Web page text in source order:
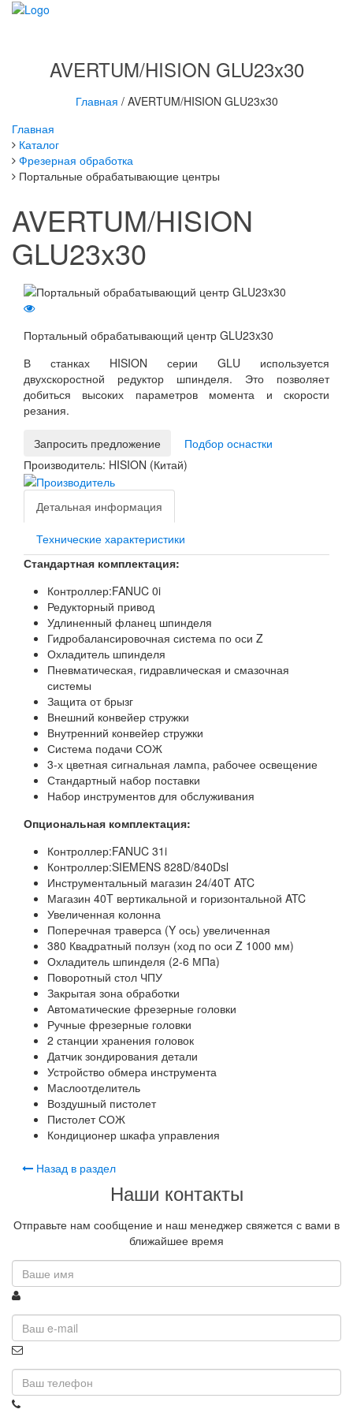
AVERTUM/HISION GLU23x30
Главная / AVERTUM/HISION GLU23x30
Главная
Каталог
Фрезерная обработка
Портальные обрабатывающие центры
AVERTUM/HISION
GLU23x30
Портальный обрабатывающий центр GLU23x30
В станках HISION серии GLU используется
двухскоростной редуктор шпинделя. Это позволяет
добиться высоких параметров момента и скорости
резания.
Запросить предложение
Подбор оснастки
Производитель: HISION (Китай)
Детальная информация
Технические характеристики
Стандартная комплектация:
Контроллер:FANUC 0i
Редукторный привод
Удлиненный фланец шпинделя
Гидробалансировочная система по оси Z
Охладитель шпинделя
Пневматическая, гидравлическая и смазочная
системы
Защита от брызг
Внешний конвейер стружки
Внутренний конвейер стружки
Система подачи СОЖ
3-х цветная сигнальная лампа, рабочее освещение
Стандартный набор поставки
Набор инструментов для обслуживания
Опциональная комплектация:
Контроллер:FANUC 31i
Контроллер:SIEMENS 828D/840Dsl
Инструментальный магазин 24/40T ATC
Магазин 40T вертикальной и горизонтальной ATC
Увеличенная колонна
Поперечная траверса (Y ось) увеличенная
380 Квадратный ползун (ход по оси Z 1000 мм)
Охладитель шпинделя (2-6 МПa)
Поворотный стол ЧПУ
Закрытая зона обработки
Автоматические фрезерные головки
Ручные фрезерные головки
2 станции хранения головок
Датчик зондирования детали
Устройство обмера инструмента
Маслоотделитель
Воздушный пистолет
Пистолет СОЖ
Кондиционер шкафа управления
Назад в раздел
Наши контакты
Отправьте нам сообщение и наш менеджер свяжется с вами в
ближайшее время